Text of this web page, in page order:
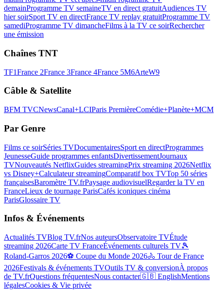
demainProgramme TV semaineTV en direct gratuitAudiences TV
hier soirSport TV en directFrance TV replay gratuitProgramme TV
samediProgramme TV dimancheFilms à la TV ce soirRechercher
une émission
Chaînes TNT
TF1France 2France 3France 4France 5M6ArteW9
Câble & Satellite
BFM TVCNewsCanal+LCIParis PremièreComédie+Planète+MCM
Par Genre
Films ce soirSéries TVDocumentairesSport en directProgrammes
JeunesseGuide programmes enfantsDivertissementJournaux
TVNouveautés NetflixGuides streamingPrix streaming 2026Netflix
vs Disney+Calculateur streamingComparatif box TVTop 50 séries
françaisesBaromètre TV.frPaysage audiovisuelRegarder la TV en
FranceLieux de tournage ParisCafés iconiques cinéma
ParisGlossaire TV
Infos & Événements
Actualités TVBlog TV.frNos auteursObservatoire TVÉtude
streaming 2026Carte TV FranceÉvénements culturels TV🎾
Roland-Garros 2026⚽ Coupe du Monde 2026🚴 Tour de France
2026Festivals & événements TVOutils TV & conversionÀ propos
de TV.frQuestions fréquentesNous contacter🇬🇧 EnglishMentions
légalesCookies & Vie privée